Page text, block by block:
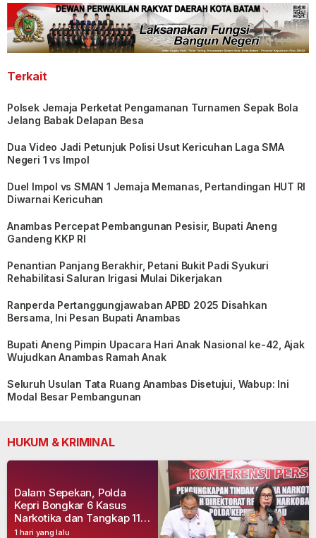
Terkait
Polsek Jemaja Perketat Pengamanan Turnamen Sepak Bola
Jelang Babak Delapan Besa
Dua Video Jadi Petunjuk Polisi Usut Kericuhan Laga SMA
Negeri 1 vs Impol
Duel Impol vs SMAN 1 Jemaja Memanas, Pertandingan HUT RI
Diwarnai Kericuhan
Anambas Percepat Pembangunan Pesisir, Bupati Aneng
Gandeng KKP RI
Penantian Panjang Berakhir, Petani Bukit Padi Syukuri
Rehabilitasi Saluran Irigasi Mulai Dikerjakan
Ranperda Pertanggungjawaban APBD 2025 Disahkan
Bersama, Ini Pesan Bupati Anambas
Bupati Aneng Pimpin Upacara Hari Anak Nasional ke-42, Ajak
Wujudkan Anambas Ramah Anak
Seluruh Usulan Tata Ruang Anambas Disetujui, Wabup: Ini
Modal Besar Pembangunan
HUKUM & KRIMINAL
1 hari yang lalu
Dalam Sepekan, Polda
Kepri Bongkar 6 Kasus
Narkotika dan Tangkap 11
Tersangka